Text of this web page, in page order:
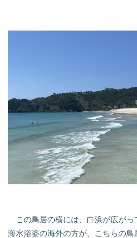
この鳥居の横には、白浜が広がっ
海水浴姿の海外の方が、こちらの鳥